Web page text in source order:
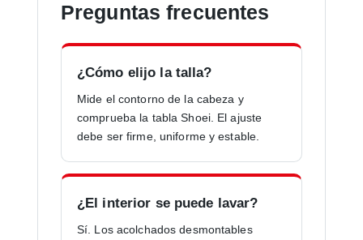
Preguntas frecuentes
¿Cómo elijo la talla?
Mide el contorno de la cabeza y
comprueba la tabla Shoei. El ajuste
debe ser firme, uniforme y estable.
¿El interior se puede lavar?
Sí. Los acolchados desmontables